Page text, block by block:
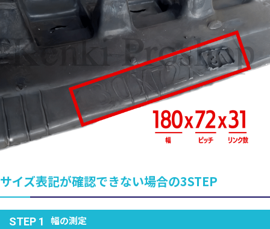
サイズ表記が確認できない場合の3STEP
STEP 1 幅の測定